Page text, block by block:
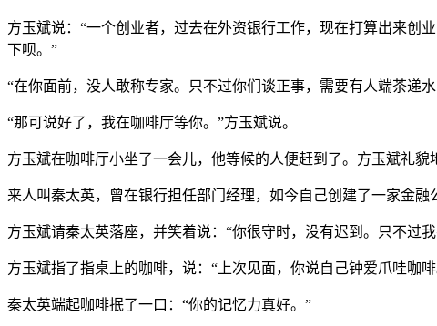
方玉斌说：“一个创业者，过去在外资银行工作，现在打算出来创
下呗。”
“在你面前，没人敢称专家。只不过你们谈正事，需要有人端茶递
“那可说好了，我在咖啡厅等你。”方玉斌说。
方玉斌在咖啡厅小坐了一会儿，他等候的人便赶到了。方玉斌礼
来人叫秦太英，曾在银行担任部门经理，如今自己创建了一家金
方玉斌请秦太英落座，并笑着说：“你很守时，没有迟到。只不过
方玉斌指了指桌上的咖啡，说：“上次见面，你说自己钟爱爪哇咖
秦太英端起咖啡抿了一口：“你的记忆力真好。”